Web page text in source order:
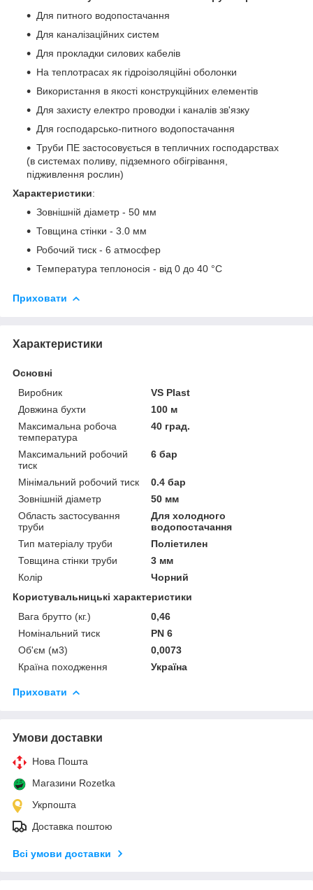
Для питного водопостачання
Для каналізаційних систем
Для прокладки силових кабелів
На теплотрасах як гідроізоляційні оболонки
Використання в якості конструкційних елементів
Для захисту електро проводки і каналів зв'язку
Для господарсько-питного водопостачання
Труби ПЕ застосовується в тепличних господарствах
(в системах поливу, підземного обігрівання,
підживлення рослин)
Характеристики:
Зовнішній діаметр - 50 мм
Товщина стінки - 3.0 мм
Робочий тиск - 6 атмосфер
Температура теплоносія - від 0 до 40 °C
Приховати
Характеристики
Основні
Виробник
VS Plast
Довжина бухти
100 м
Максимальна робоча
температура
40 град.
Максимальний робочий
тиск
6 бар
Мінімальний робочий тиск
0.4 бар
Зовнішній діаметр
50 мм
Область застосування
труби
Для холодного
водопостачання
Тип матеріалу труби
Поліетилен
Товщина стінки труби
3 мм
Колір
Чорний
Користувальницькі характеристики
Вага брутто (кг.)
0,46
Номінальний тиск
PN 6
Об'єм (м3)
0,0073
Країна походження
Україна
Приховати
Умови доставки
Нова Пошта
Магазини Rozetka
Укрпошта
Доставка поштою
Всі умови доставки